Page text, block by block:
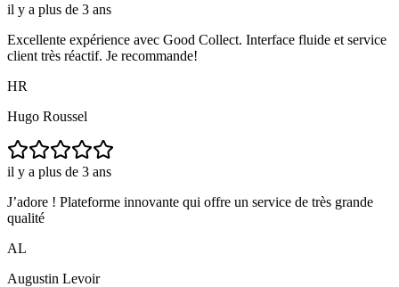
il y a plus de 3 ans
Excellente expérience avec Good Collect. Interface fluide et service
client très réactif. Je recommande!
HR
Hugo Roussel
il y a plus de 3 ans
J’adore ! Plateforme innovante qui offre un service de très grande
qualité
AL
Augustin Levoir